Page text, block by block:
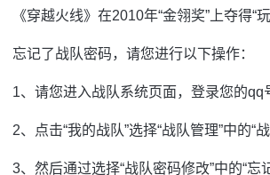
《穿越火线》在2010年“金翎奖”上夺得“
忘记了战队密码，请您进行以下操作：
1、请您进入战队系统页面，登录您的qq
2、点击“我的战队”选择“战队管理”中的
3、然后通过选择“战队密码修改”中的“